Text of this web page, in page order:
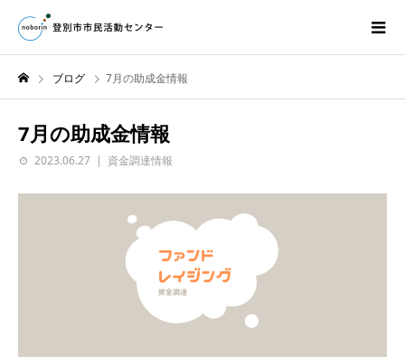
ブログ 7月の助成金情報
7月の助成金情報
2023.06.27 資金調達情報